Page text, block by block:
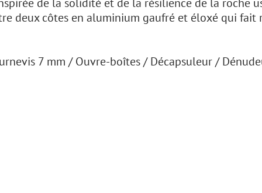
deux côtes en aluminium gaufré et éloxé qui fait
7 mm / Ouvre-boîtes / Décapsuleur /